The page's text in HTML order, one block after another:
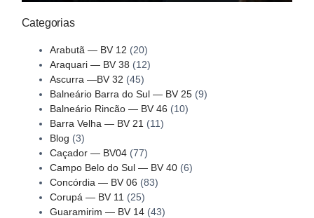
Categorias
Arabutã — BV 12 (20)
Araquari — BV 38 (12)
Ascurra —BV 32 (45)
Balneário Barra do Sul — BV 25(9)
Balneário Rincão — BV 46 (10)
Barra Velha — BV 21 (11)
Blog (3)
Caçador — BV04(77)
Campo Belo do Sul — BV 40(6)
Concórdia — BV 06 (83)
Corupá — BV 11 (25)
Guaramirim — BV 14(43)